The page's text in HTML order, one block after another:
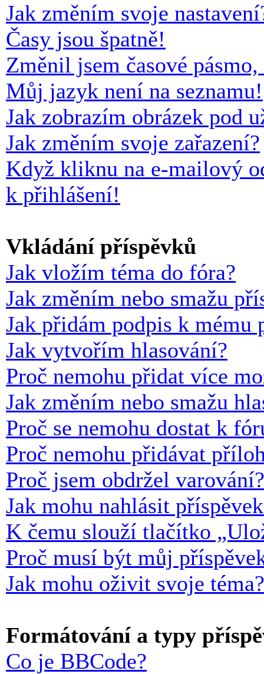
Jak změním svoje
Časy jsou špatně!
Změnil jsem časové
Můj jazyk není na seznamu!
Jak zobrazím obrázek pod
Jak změním svoje zařazení?
Když kliknu na e-mailový
k přihlášení!
Vkládání příspěvků
Jak vložím téma do fóra?
Jak změním nebo smažu
Jak přidám podpis k mému
Jak vytvořím hlasování?
Proč nemohu přidat více
Jak změním nebo smažu
Proč se nemohu dostat k
Proč nemohu přidávat
Proč jsem obdržel varování?
Jak mohu nahlásit
K čemu slouží tlačítko
Proč musí být můj
Jak mohu oživit svoje téma?
Formátování a typy
Co je BBCode?